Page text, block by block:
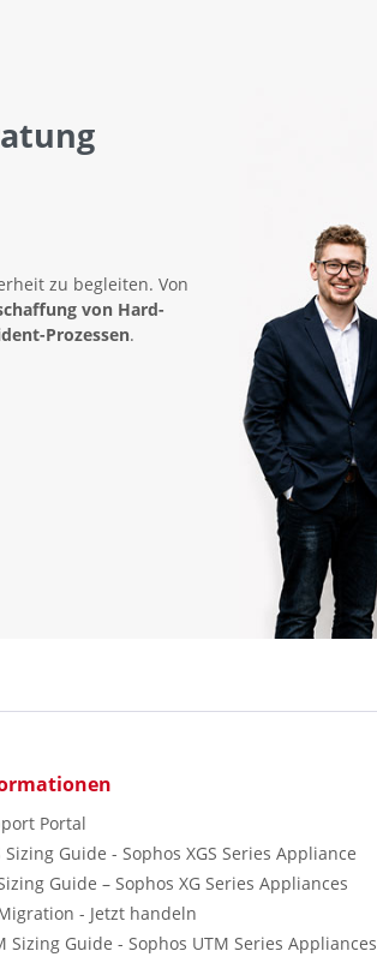
zu begleiten. Von
von Hard-
Prozessen.
Portal
Sizing Guide - Sophos XGS Series Appliance
Guide – Sophos XG Series Appliances
- Jetzt handeln
Sizing Guide - Sophos UTM Series Appliances